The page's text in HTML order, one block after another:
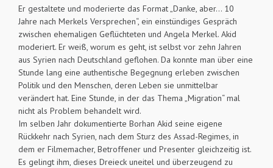
Er gestaltete und moderierte das Format „Danke, aber... 10
Jahre nach Merkels Versprechen“, ein einstündiges Gespräch
zwischen ehemaligen Geflüchteten und Angela Merkel. Akid
moderiert. Er weiß, worum es geht, ist selbst vor zehn Jahren
aus Syrien nach Deutschland geflohen. Da konnte man über eine
Stunde lang eine authentische Begegnung erleben zwischen
Politik und den Menschen, deren Leben sie unmittelbar
verändert hat. Eine Stunde, in der das Thema „Migration“ mal
nicht als Problem behandelt wird.
Im selben Jahr dokumentierte Borhan Akid seine eigene
Rückkehr nach Syrien, nach dem Sturz des Assad-Regimes, in
dem er Filmemacher, Betroffener und Presenter gleichzeitig ist.
Es gelingt ihm, dieses Dreieck uneitel und überzeugend zu